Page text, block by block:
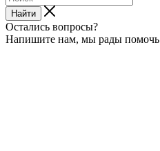
Найти
Остались вопросы?
Напишите нам, мы рады помочь